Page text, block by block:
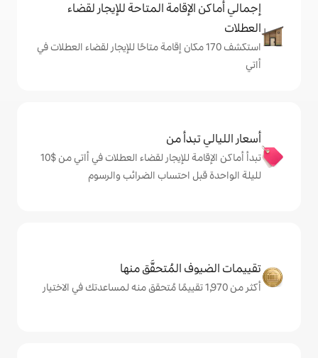
المتاحة للإيجار لقضاء
170 مكان إقامة متاحًا للإيجار لقضاء العطلات في
تبدأ أماكن الإقامة للإيجار لقضاء العطلات في أاتي من $‏10
احتساب الضرائب والرسوم
المُتحقَّق منها